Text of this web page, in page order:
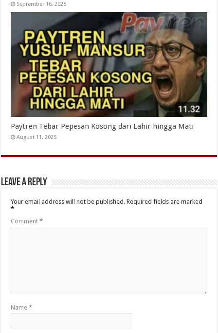
September 16, 2025
Paytren Tebar Pepesan Kosong dari Lahir hingga Mati
August 11, 2025
Leave a Reply
Your email address will not be published. Required fields are marked
*
Comment*
Name*